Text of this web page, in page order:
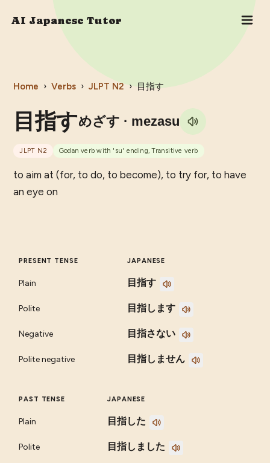
AI Japanese Tutor
Home › Verbs › JLPT N2 › 目指す
目指すめざす · mezasu
JLPT N2 Godan verb with 'su' ending, Transitive verb
to aim at (for, to do, to become), to try for, to have
an eye on
PRESENT TENSE JAPANESE
Plain 目指す
Polite 目指します
Negative 目指さない
Polite negative 目指しません
PAST TENSE JAPANESE
Plain 目指した
Polite 目指しました